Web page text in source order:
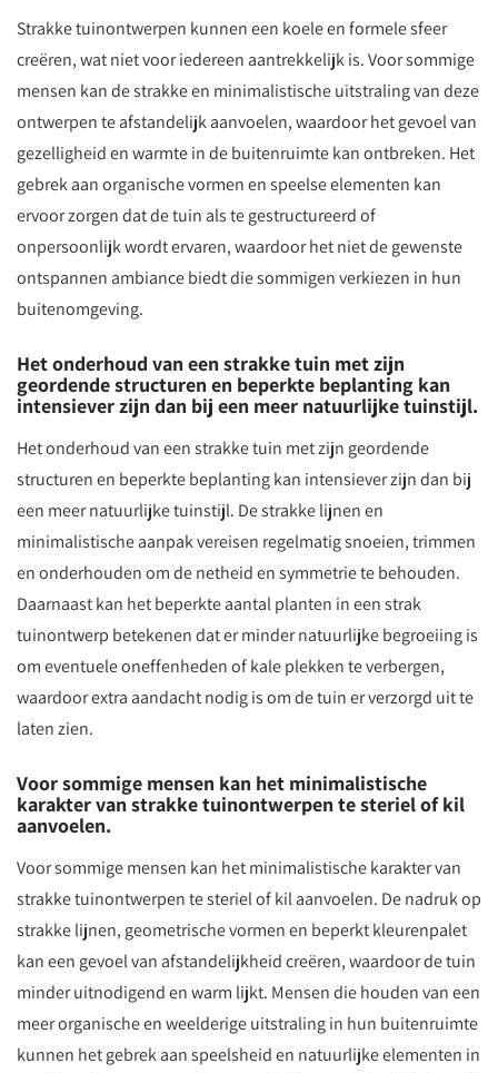
Strakke tuinontwerpen kunnen een koele en formele sfeer
creëren, wat niet voor iedereen aantrekkelijk is. Voor sommige
mensen kan de strakke en minimalistische uitstraling van deze
ontwerpen te afstandelijk aanvoelen, waardoor het gevoel van
gezelligheid en warmte in de buitenruimte kan ontbreken. Het
gebrek aan organische vormen en speelse elementen kan
ervoor zorgen dat de tuin als te gestructureerd of
onpersoonlijk wordt ervaren, waardoor het niet de gewenste
ontspannen ambiance biedt die sommigen verkiezen in hun
buitenomgeving.
Het onderhoud van een strakke tuin met zijn
geordende structuren en beperkte beplanting kan
intensiever zijn dan bij een meer natuurlijke tuinstijl.
Het onderhoud van een strakke tuin met zijn geordende
structuren en beperkte beplanting kan intensiever zijn dan bij
een meer natuurlijke tuinstijl. De strakke lijnen en
minimalistische aanpak vereisen regelmatig snoeien, trimmen
en onderhouden om de netheid en symmetrie te behouden.
Daarnaast kan het beperkte aantal planten in een strak
tuinontwerp betekenen dat er minder natuurlijke begroeiing is
om eventuele oneffenheden of kale plekken te verbergen,
waardoor extra aandacht nodig is om de tuin er verzorgd uit te
laten zien.
Voor sommige mensen kan het minimalistische
karakter van strakke tuinontwerpen te steriel of kil
aanvoelen.
Voor sommige mensen kan het minimalistische karakter van
strakke tuinontwerpen te steriel of kil aanvoelen. De nadruk op
strakke lijnen, geometrische vormen en beperkt kleurenpalet
kan een gevoel van afstandelijkheid creëren, waardoor de tuin
minder uitnodigend en warm lijkt. Mensen die houden van een
meer organische en weelderige uitstraling in hun buitenruimte
kunnen het gebrek aan speelsheid en natuurlijke elementen in